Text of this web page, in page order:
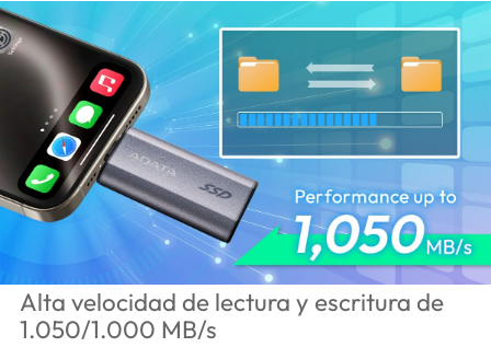
Alta velocidad de lectura y escritura de
1.050/1.000 MB/s